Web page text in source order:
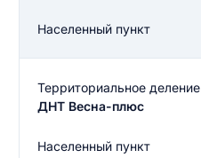
Населенный пункт
Территориальное деление
ДНТ Весна-плюс
Населенный пункт